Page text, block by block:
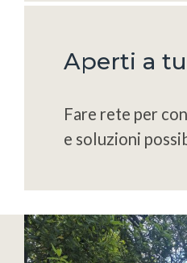
Aperti a
Fare rete per
e soluzioni